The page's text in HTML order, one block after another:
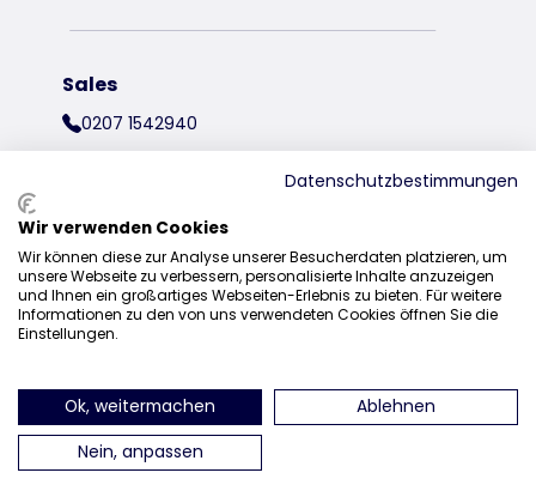
Sales
0207 1542940
find us on Instagram
find us on Facebook
find us on Pinterest
find us on
Datenschutzbestimmungen
Wir verwenden Cookies
Wir können diese zur Analyse unserer Besucherdaten platzieren, um
unsere Webseite zu verbessern, personalisierte Inhalte anzuzeigen
und Ihnen ein großartiges Webseiten-Erlebnis zu bieten. Für weitere
Informationen zu den von uns verwendeten Cookies öffnen Sie die
Einstellungen.
Ok, weitermachen
Ablehnen
Nein, anpassen